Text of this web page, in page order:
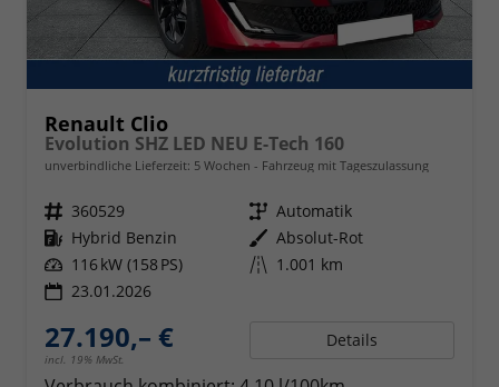
Renault Clio
Evolution SHZ LED NEU E-Tech 160
unverbindliche Lieferzeit: 5 Wochen Fahrzeug mit Tageszulassung
Fahrzeugnr. 360529 Getriebe Automatik
Kraftstoff Hybrid Benzin Außenfarbe Absolut-Rot
Leistung 116 kW (158 PS) Kilometerstand 1.001 km
23.01.2026
27.190,– €
incl. 19% MwSt.
Details